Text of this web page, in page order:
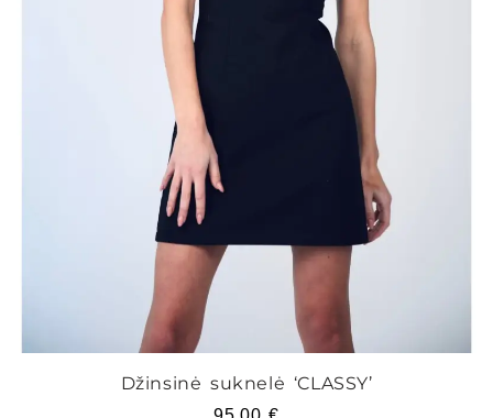
Džinsinė suknelė ‘CLASSY’